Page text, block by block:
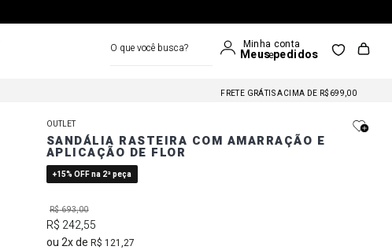
FRETE GRÁTIS ACIMA DE R$699,00
FRETE GRÁTIS NAS COMPRAS A PARTIR DE R$699
FRETE GRÁTIS ACIMA DE R$699,00
FRETE GRÁTIS NAS COMPRAS A PARTIR DE R$699
OUTLET
SANDÁLIA RASTEIRA COM AMARRAÇÃO E
APLICAÇÃO DE FLOR
+15% OFF na 2ª peça
R$693,00
R$ 242,55
2
R$ 121,27